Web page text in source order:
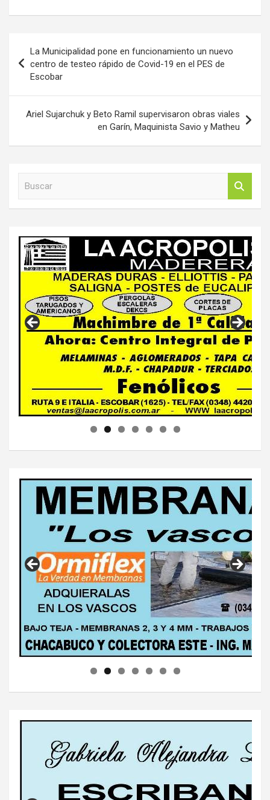
de
entradas
La Municipalidad pone en funcionamiento un nuevo
centro de testeo rápido de Covid-19 en el PES de
Escobar
Ariel Sujarchuk y Beto Ramil supervisaron obras viales
en Garín, Maquinista Savio y Matheu
r